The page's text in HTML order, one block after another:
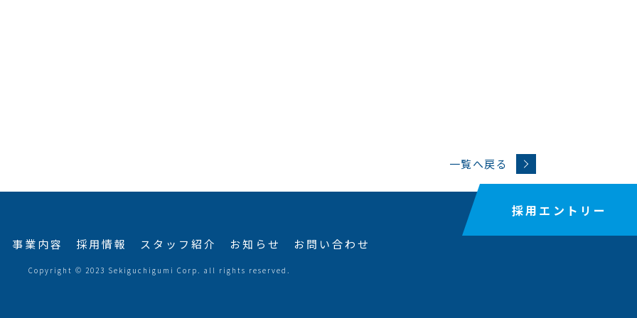
一覧へ戻る
採用エントリー
事業内容 採用情報 スタッフ紹介 お知らせ お問い合わせ
Copyright © 2023 Sekiguchigumi Corp. all rights reserved.